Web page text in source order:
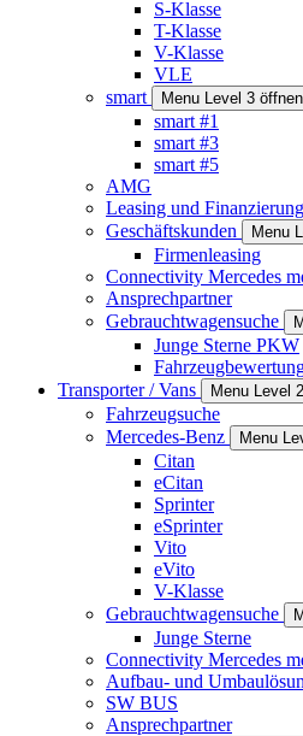
S-Klasse
T-Klasse
V-Klasse
VLE
smart
Menu Level 3 öffnen
smart #1
smart #3
smart #5
AMG
Leasing und Finanzierung
Geschäftskunden
Menu
Firmenleasing
Connectivity Mercedes
Ansprechpartner
Gebrauchtwagensuche
Junge Sterne PKW
Transporter / Vans
Menu Level
Fahrzeugsuche
Mercedes-Benz
Menu
Citan
eCitan
Sprinter
eSprinter
Vito
eVito
V-Klasse
Gebrauchtwagensuche
Junge Sterne
Connectivity Mercedes
Aufbau- und
SW BUS
Ansprechpartner